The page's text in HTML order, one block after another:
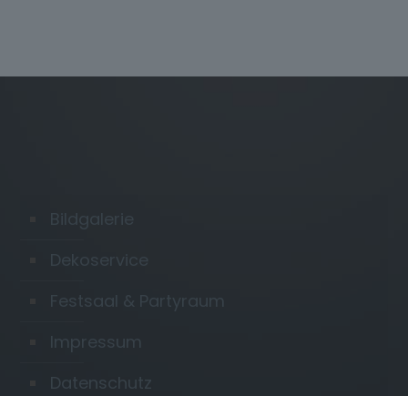
Bildgalerie
Dekoservice
Festsaal & Partyraum
Impressum
Datenschutz